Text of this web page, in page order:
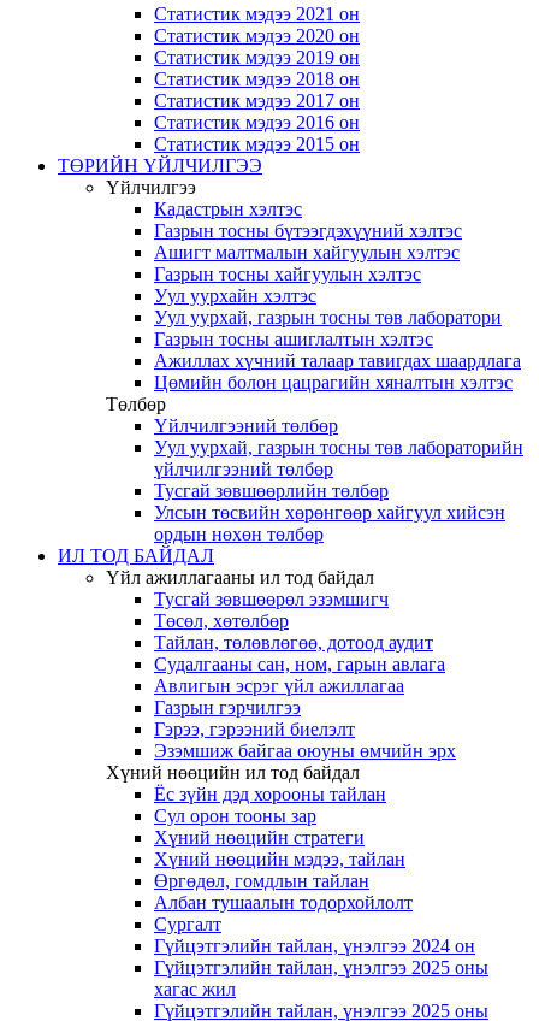
Статистик мэдээ 2021 он
Статистик мэдээ 2020 он
Статистик мэдээ 2019 он
Статистик мэдээ 2018 он
Статистик мэдээ 2017 он
Статистик мэдээ 2016 он
Статистик мэдээ 2015 он
ТӨРИЙН ҮЙЛЧИЛГЭЭ
Үйлчилгээ
Кадастрын хэлтэс
Газрын тосны бүтээгдэхүүний хэлтэс
Ашигт малтмалын хайгуулын хэлтэс
Газрын тосны хайгуулын хэлтэс
Уул уурхайн хэлтэс
Уул уурхай, газрын тосны төв лаборатори
Газрын тосны ашиглалтын хэлтэс
Ажиллах хүчний талаар тавигдах шаардлага
Цөмийн болон цацрагийн хяналтын хэлтэс
Төлбөр
Үйлчилгээний төлбөр
Уул уурхай, газрын тосны төв лабораторийн
үйлчилгээний төлбөр
Тусгай зөвшөөрлийн төлбөр
Улсын төсвийн хөрөнгөөр хайгуул хийсэн
ордын нөхөн төлбөр
ИЛ ТОД БАЙДАЛ
Үйл ажиллагааны ил тод байдал
Тусгай зөвшөөрөл эзэмшигч
Төсөл, хөтөлбөр
Тайлан, төлөвлөгөө, дотоод аудит
Судалгааны сан, ном, гарын авлага
Авлигын эсрэг үйл ажиллагаа
Газрын гэрчилгээ
Гэрээ, гэрээний биелэлт
Эзэмшиж байгаа оюуны өмчийн эрх
Хүний нөөцийн ил тод байдал
Ёс зүйн дэд хорооны тайлан
Сул орон тооны зар
Хүний нөөцийн стратеги
Хүний нөөцийн мэдээ, тайлан
Өргөдөл, гомдлын тайлан
Албан тушаалын тодорхойлолт
Сургалт
Гүйцэтгэлийн тайлан, үнэлгээ 2024 он
Гүйцэтгэлийн тайлан, үнэлгээ 2025 оны
хагас жил
Гүйцэтгэлийн тайлан, үнэлгээ 2025 оны